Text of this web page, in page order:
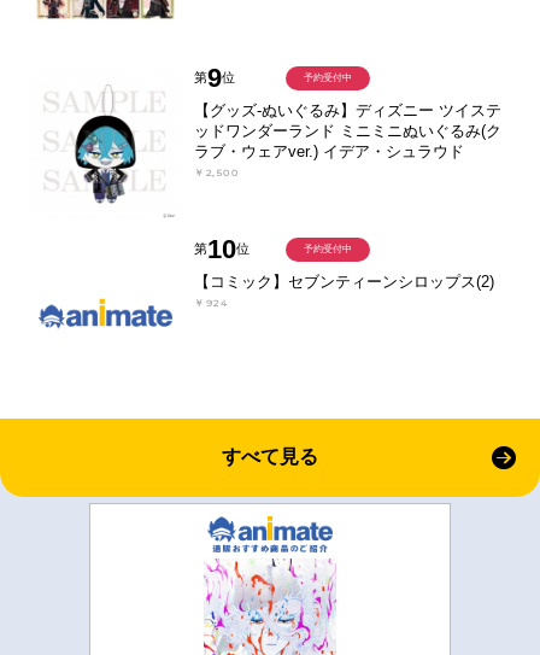
第9位
【グッズ-ぬいぐるみ】ディズニー ツイステ
ッドワンダーランド ミニミニぬいぐるみ(ク
ラブ・ウェアver.) イデア・シュラウド
￥2,500
予約受付中
第10位
【コミック】セブンティーンシロップス(2)
￥924
予約受付中
すべて見る